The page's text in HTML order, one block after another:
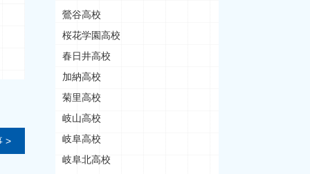
>
鶯谷高校
桜花学園高校
春日井高校
加納高校
菊里高校
岐山高校
岐阜高校
岐阜北高校